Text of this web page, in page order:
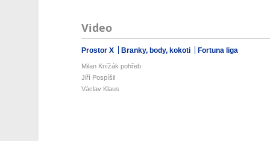
Video
Prostor X Branky, body, kokoti Fortuna liga
Milan Knížák pohřeb
Jiří Pospíšil
Václav Klaus